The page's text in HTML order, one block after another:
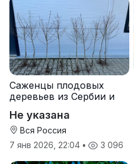
Саженцы плодовых
деревьев из Сербии и
Не указана
Вся Россия
7 янв 2026, 22:04 • 3 096